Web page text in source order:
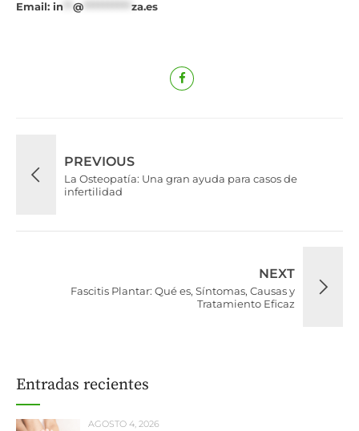
Email: in @ za.es
PREVIOUS
La Osteopatía: Una gran ayuda para casos de
infertilidad
NEXT
Fascitis Plantar: Qué es, Síntomas, Causas y
Tratamiento Eficaz
Entradas recientes
AGOSTO 4, 2026